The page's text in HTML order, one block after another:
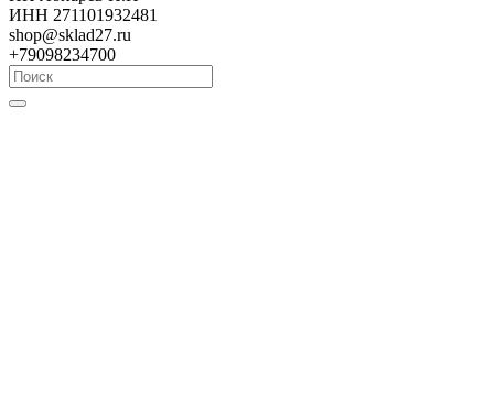
ИНН 271101932481
shop@sklad27.ru
+79098234700